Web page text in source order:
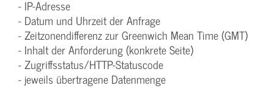
- IP-Adresse
- Datum und Uhrzeit der Anfrage
- Zeitzonendifferenz zur Greenwich Mean Time (GMT)
- Inhalt der Anforderung (konkrete Seite)
- Zugriffsstatus/HTTP-Statuscode
- jeweils übertragene Datenmenge